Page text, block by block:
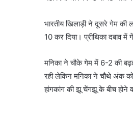
भारतीय खिलाड़ी ने दूसरे गेम की
10 कर दिया। प्रीथिका दबाव
मनिका ने चौके गेम में 6-2 की
रही लेकिन मनिका ने चौथे अंक को
हांगकांग की झू चेंगझू के बीच होने